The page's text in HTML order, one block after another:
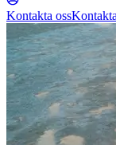
Kontakta oss